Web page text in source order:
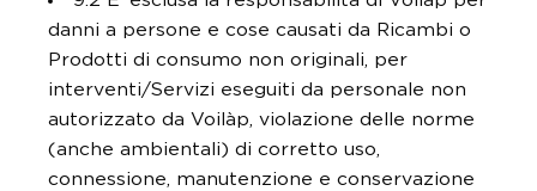
danni a persone e cose causati da Ricambi o
Prodotti di consumo non originali, per
interventi/Servizi eseguiti da personale non
autorizzato da Voilàp, violazione delle norme
(anche ambientali) di corretto uso,
connessione, manutenzione e conservazione